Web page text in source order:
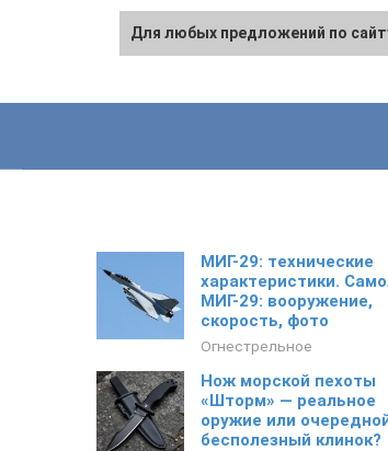
МИГ-29: технические
характеристики.
МИГ-29: вооружение,
скорость, фото
Огнестрельное
Нож морской пехоты
«Шторм» — реальное
оружие или
бесполезный клинок?
Для любых предложений по